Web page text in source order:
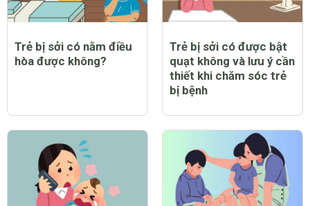
Trẻ bị sởi có nằm điều
hòa được không?
Trẻ bị sởi có được bật
quạt không và lưu ý cần
thiết khi chăm sóc trẻ
bị bệnh